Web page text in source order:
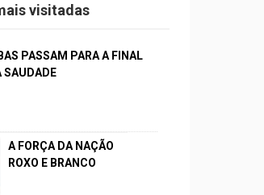
visitadas
PASSAM PARA A FINAL
SAUDADE
A FORÇA DA NAÇÃO
ROXO E BRANCO